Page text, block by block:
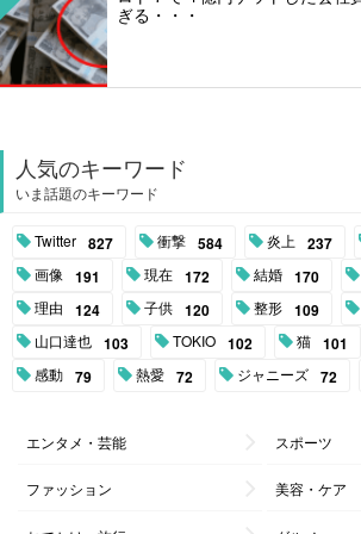
ぎる・・・
人気のキーワード
いま話題のキーワード
Twitter 827 衝撃 584 炎上 237
画像 191 現在 172 結婚 170
理由 124 子供 120 整形 109
山口達也 103 TOKIO 102 猫 101
感動 79 熱愛 72 ジャニーズ 72
エンタメ・芸能 スポーツ
ファッション 美容・ケア